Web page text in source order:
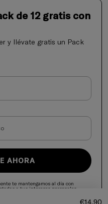
Precio
€14,90
de 12 gratis con
y llévate gratis un Pack
AHORA
te mantengamos al día con
a tus intereses personales.